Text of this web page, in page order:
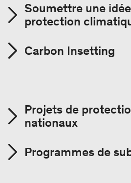
Soumettre une
protection
Carbon Insetting
Projets de
nationaux
Programmes de